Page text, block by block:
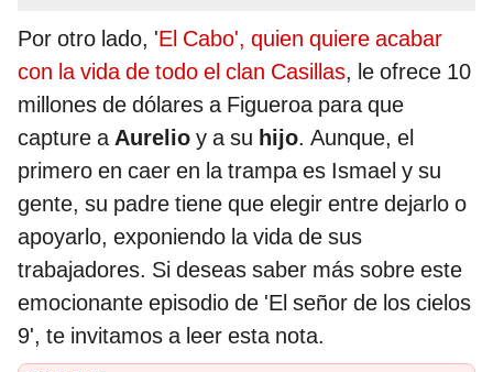
Por otro lado, 'El Cabo', quien quiere acabar
con la vida de todo el clan Casillas, le ofrece 10
millones de dólares a Figueroa para que
capture aAurelio y a su hijo. Aunque, el
primero en caer en la trampa es Ismael y su
gente, su padre tiene que elegir entre dejarlo o
apoyarlo, exponiendo la vida de sus
trabajadores. Si deseas saber más sobre este
emocionante episodio de 'El señor de los cielos
9', te invitamos a leer esta nota.